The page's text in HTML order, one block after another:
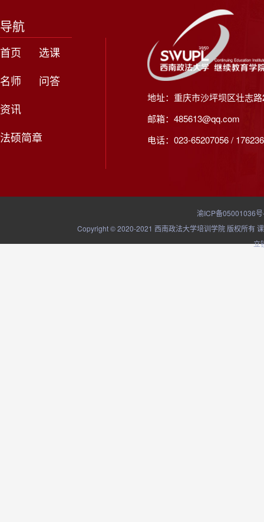
导航
首页
选课
名师
问答
资讯
法硕简章
地址：重庆市沙坪坝区壮志
邮箱：485613@qq.com
电话：023-65207056 /
渝ICP备05001036
Copyright © 2020-2021 西南政法大学培训学院 版权所有
立